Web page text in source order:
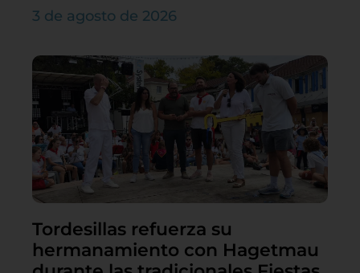
3 de agosto de 2026
Tordesillas refuerza su
hermanamiento con Hagetmau